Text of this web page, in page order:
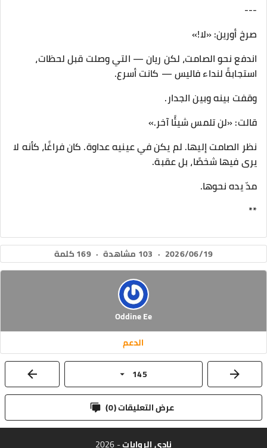
---
صرخ أورين: «لا!»
اندفع نحو الصامت، لكن ريان — التي وصلت قبل لحظات،
استجابةً لنداء فاليس — كانت أسرع.
وقفت بينه وبين الجدار.
قالت: «لن تلمس شيئًا آخر.»
نظر الصامت إليها. لم يكن في عينيه عداوة. كان فراغًا، كأنه لا
يرى فيها شخصًا، بل عقبة.
مدّ يده نحوها.
**
2026/06/19
· 103 مشاهدة · 169 كلمة
Oddine Ee
الدعم
145
عرض التعليقات ( 0
)
نادي الروايات- 2026